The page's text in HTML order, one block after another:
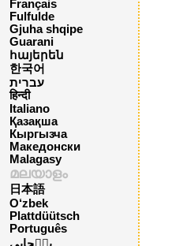
Français
Fulfulde
Gjuha shqipe
Guarani
հայերեն
한국어
עברית
हिन्दी
Italiano
Қазақша
Кыргызча
Македонски
Malagasy
മലയാളം
日本語
O‘zbek
Plattdüütsch
Português